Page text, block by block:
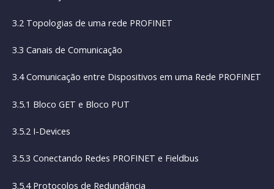
3.2 Topologias de uma rede PROFINET
3.3 Canais de Comunicação
3.4 Comunicação entre Dispositivos em uma Rede PROFINET
3.5.1 Bloco GET e Bloco PUT
3.5.2 I-Devices
3.5.3 Conectando Redes PROFINET e Fieldbus
3.5.4 Protocolos de Redundância